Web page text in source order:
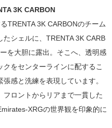
3K CARBON
TRENTA 3K CARBONのチーム
シェルに、TRENTA 3K CARB
を大胆に露出。そこへ、透明感
をセンターラインに配するこ
感と洗練を表現しています。
フロントからリアまで一貫した
XRGの世界観を印象的に